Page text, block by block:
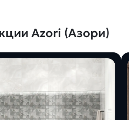
Azori (Азори)